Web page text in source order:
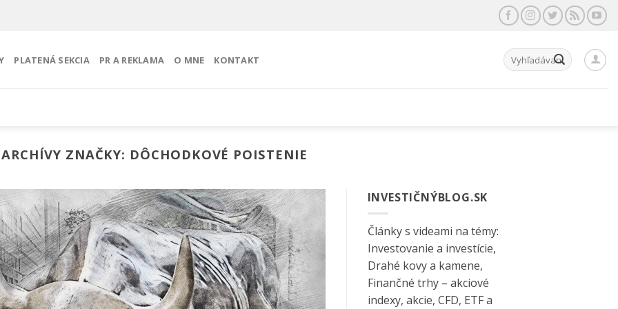
PLATENÁ SEKCIA PR A REKLAMA O MNE KONTAKT Hľadať:
ARCHÍVY ZNAČKY: DÔCHODKOVÉ POISTENIE
INVESTIČNÝBLOG.SK
Články s videami na témy:
Investovanie a investície,
Drahé kovy a kamene,
Finančné trhy – akciové
indexy, akcie, CFD, ETF a